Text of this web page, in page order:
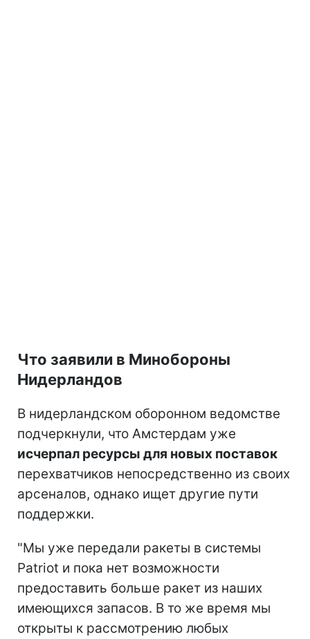
Что заявили в Минобороны
Нидерландов
В нидерландском оборонном ведомстве
подчеркнули, что Амстердам уже
исчерпал ресурсы для новых поставок
перехватчиков непосредственно из своих
арсеналов, однако ищет другие пути
поддержки.
"Мы уже передали ракеты в системы
Patriot и пока нет возможности
предоставить больше ракет из наших
имеющихся запасов. В то же время мы
открыты к рассмотрению любых